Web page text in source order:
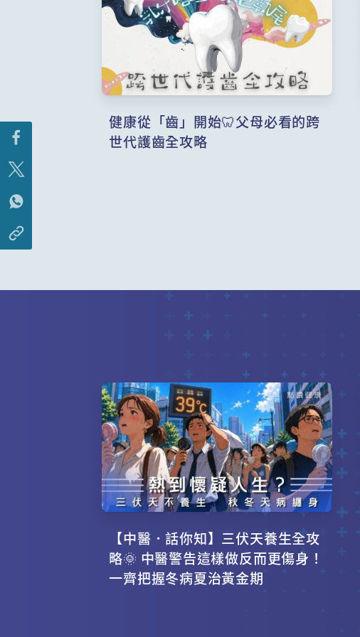
健康從「齒」開始🦷父母必看的跨
世代護齒全攻略
【中醫．話你知】三伏天養生全攻
略🌞 中醫警告這樣做反而更傷身！
一齊把握冬病夏治黃金期